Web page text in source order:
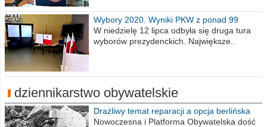
Wybory 2020. Wyniki PKW z ponad 99
procent obwodów
W niedzielę 12 lipca odbyła się druga tura
wyborów prezydenckich. Największe..
dziennikarstwo obywatelskie
Drażliwy temat reparacji a opcja berlińska
Nowoczesna i Platforma Obywatelska dość